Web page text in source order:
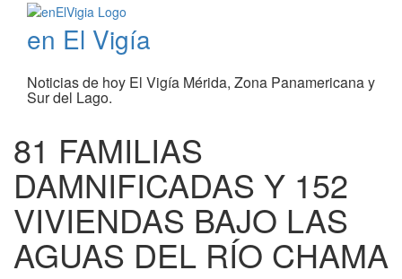
en El Vigía
Noticias de hoy El Vigía Mérida, Zona Panamericana y
Sur del Lago.
81 FAMILIAS
DAMNIFICADAS Y 152
VIVIENDAS BAJO LAS
AGUAS DEL RÍO CHAMA